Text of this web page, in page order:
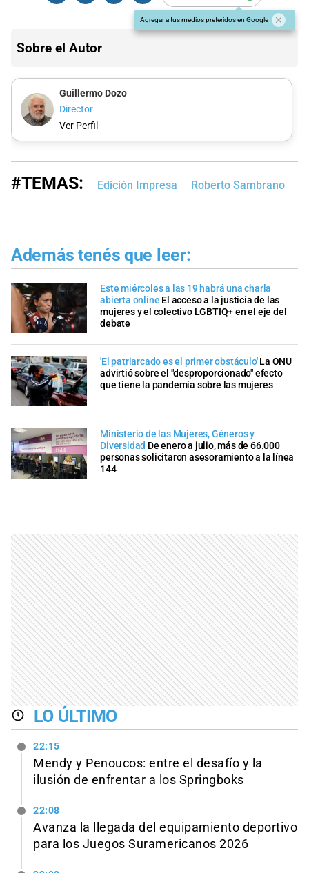
Agregar a tus medios preferidos en Google
Sobre el Autor
Guillermo Dozo
Director
Ver Perfil
#TEMAS: Edición Impresa Roberto Sambrano
Además tenés que leer:
Este miércoles a las 19 habrá una charla
abierta online El acceso a la justicia de las
mujeres y el colectivo LGBTIQ+ en el eje del
debate
'El patriarcado es el primer obstáculo'La ONU
advirtió sobre el "desproporcionado" efecto
que tiene la pandemia sobre las mujeres
Ministerio de las Mujeres, Géneros y
Diversidad De enero a julio, más de 66.000
personas solicitaron asesoramiento a la línea
144
LO ÚLTIMO
22:15
Mendy y Penoucos: entre el desafío y la
ilusión de enfrentar a los Springboks
22:08
Avanza la llegada del equipamiento deportivo
para los Juegos Suramericanos 2026